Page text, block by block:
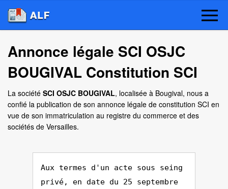
Annonce légale SCI OSJC
BOUGIVAL Constitution SCI
La société SCI OSJC BOUGIVAL, localisée à Bougival, nous a
confié la publication de son annonce légale de constitution SCI en
vue de son immatriculation au registre du commerce et des
sociétés de Versailles.
Aux termes d'un acte sous seing
privé, en date du 25 septembre